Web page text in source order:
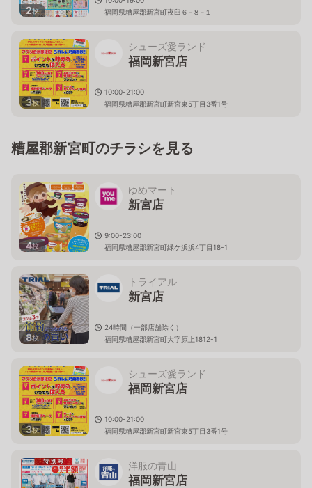
2枚
福岡県糟屋郡新宮町夜臼６−８−１
3枚
シューズ愛ランド
福岡新宮店
10:00-21:00
福岡県糟屋郡新宮町新宮東5丁目3番1号
糟屋郡新宮町のチラシを見る
4枚
ゆめマート
新宮店
9:00-23:00
福岡県糟屋郡新宮町緑ケ浜浜4丁目18-1
8枚
トライアル
新宮店
24時間（一部店舗除く）
福岡県糟屋郡新宮町大字原上1812-1
3枚
シューズ愛ランド
福岡新宮店
10:00-21:00
福岡県糟屋郡新宮町新宮東5丁目3番1号
洋服の青山
福岡新宮店